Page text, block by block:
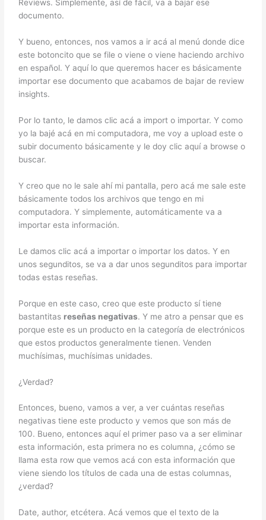
Reviews. Simplemente, así de fácil, va a bajar ese
documento.
Y bueno, entonces, nos vamos a ir acá al menú donde dice
este botoncito que se file o viene o viene haciendo archivo
en español. Y aquí lo que queremos hacer es básicamente
importar ese documento que acabamos de bajar de review
insights.
Por lo tanto, le damos clic acá a import o importar. Y como
yo la bajé acá en mi computadora, me voy a upload este o
subir documento básicamente y le doy clic aquí a browse o
buscar.
Y creo que no le sale ahí mi pantalla, pero acá me sale este
básicamente todos los archivos que tengo en mi
computadora. Y simplemente, automáticamente va a
importar esta información.
Le damos clic acá a importar o importar los datos. Y en
unos segunditos, se va a dar unos segunditos para importar
todas estas reseñas.
Porque en este caso, creo que este producto sí tiene
bastantitas reseñas negativas. Y me atro a pensar que es
porque este es un producto en la categoría de electrónicos
que estos productos generalmente tienen. Venden
muchísimas, muchísimas unidades.
¿Verdad?
Entonces, bueno, vamos a ver, a ver cuántas reseñas
negativas tiene este producto y vemos que son más de
100. Bueno, entonces aquí el primer paso va a ser eliminar
esta información, esta primera no es columna, ¿cómo se
llama esta row que vemos acá con esta información que
viene siendo los títulos de cada una de estas columnas,
¿verdad?
Date, author, etcétera. Acá vemos que el texto de la